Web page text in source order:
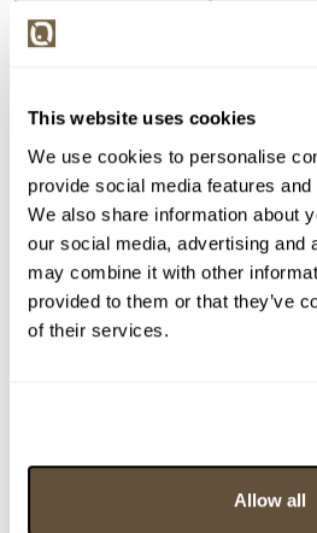
This website uses cookies
We use cookies to personalise
provide social media features
We also share information about
our social media, advertising and
may combine it with other
provided to them or that they’ve
of their services.
Allow all